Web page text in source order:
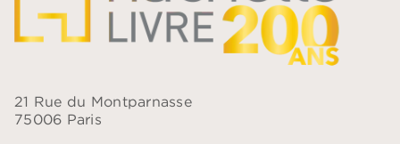
21 Rue du Montparnasse
75006 Paris